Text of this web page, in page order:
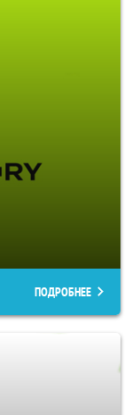
ПОДРОБНЕЕ